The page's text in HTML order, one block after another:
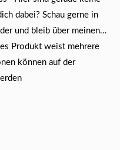
dabei? Schau gerne in
und bleib über meinen…
Produkt weist mehrere
können auf der